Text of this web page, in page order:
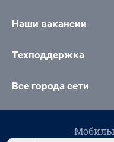
Наши вакансии
Техподдержка
Все города сети